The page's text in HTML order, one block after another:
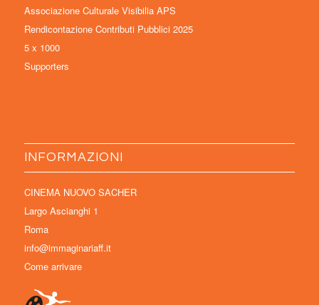
Associazione Culturale Visibilia APS
Rendicontazione Contributi Pubblici 2025
5 x 1000
Supporters
INFORMAZIONI
CINEMA NUOVO SACHER
Largo Ascianghi 1
Roma
info@immaginariaff.it
Come arrivare